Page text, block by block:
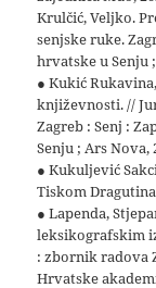
Krulčić, Veljko.
senjske ruke.
hrvatske u Senju
● Kukić
književnosti. //
Zagreb : Senj :
Senju ; Ars Nova,
● Kukuljević
Tiskom
● Lapenda,
leksikografskim
: zbornik radova
Hrvatske